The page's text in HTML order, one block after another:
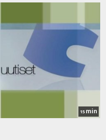
15 min